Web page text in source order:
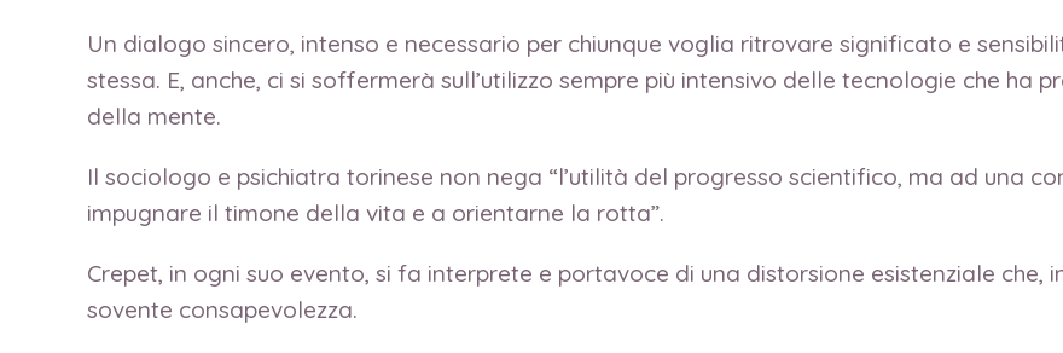
Un dialogo sincero, intenso e necessario per chiunque voglia ritrovare significato e
stessa. E, anche, ci si soffermerà sull’utilizzo sempre più intensivo delle tecnologie che ha
della mente.
Il sociologo e psichiatra torinese non nega “l’utilità del progresso scientifico, ma ad una
impugnare il timone della vita e a orientarne la rotta”.
Crepet, in ogni suo evento, si fa interprete e portavoce di una distorsione esistenziale che,
sovente consapevolezza.